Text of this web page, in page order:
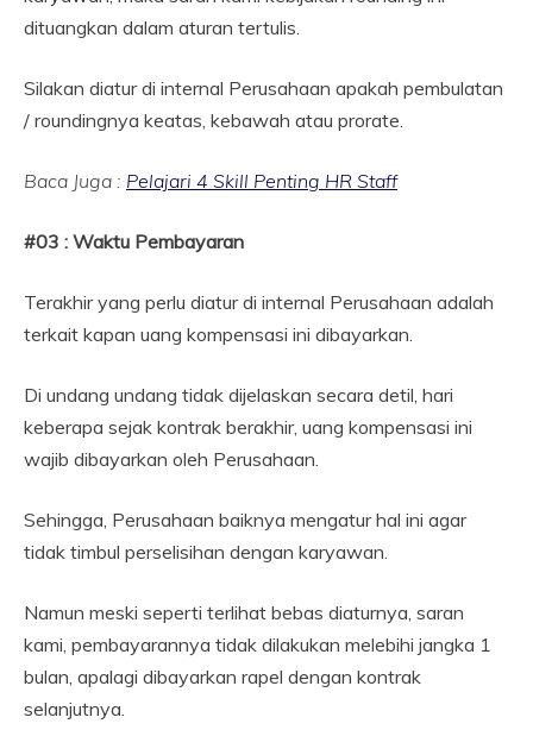
dituangkan dalam aturan tertulis.
Silakan diatur di internal Perusahaan apakah pembulatan
/ roundingnya keatas, kebawah atau prorate.
Baca Juga : Pelajari 4 Skill Penting HR Staff
#03 : Waktu Pembayaran
Terakhir yang perlu diatur di internal Perusahaan adalah
terkait kapan uang kompensasi ini dibayarkan.
Di undang undang tidak dijelaskan secara detil, hari
keberapa sejak kontrak berakhir, uang kompensasi ini
wajib dibayarkan oleh Perusahaan.
Sehingga, Perusahaan baiknya mengatur hal ini agar
tidak timbul perselisihan dengan karyawan.
Namun meski seperti terlihat bebas diaturnya, saran
kami, pembayarannya tidak dilakukan melebihi jangka 1
bulan, apalagi dibayarkan rapel dengan kontrak
selanjutnya.